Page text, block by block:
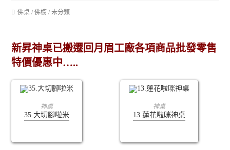
佛桌 / 佛櫥 / 未分類
新昇神桌已搬遷回月眉工廠各項商品批發零售
特價優惠中…..
查看內容
神桌
35.大切腳啦米
查看內容
神桌
13.蓮花啦咪神桌